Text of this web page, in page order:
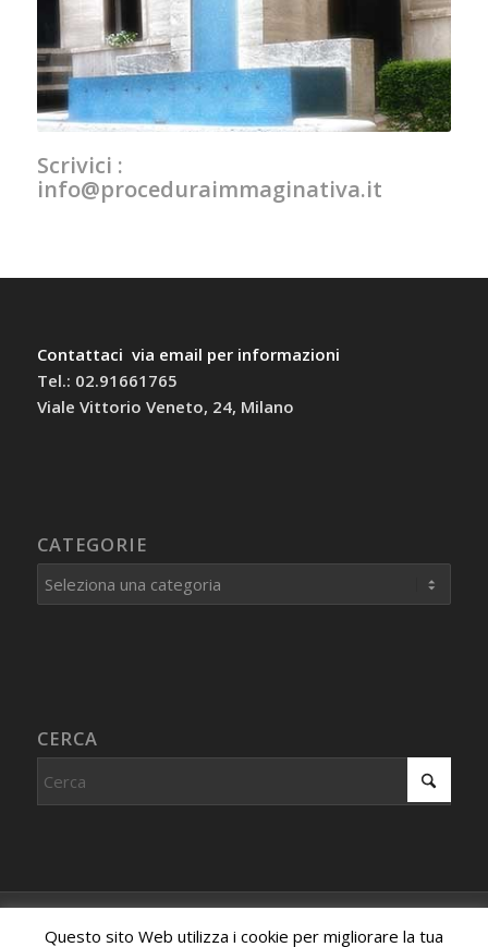
Scrivici :
info@proceduraimmaginativa.it
Contattaci via email per informazioni
Tel.: 02.91661765
Viale Vittorio Veneto, 24, Milano
CATEGORIE
Categorie
CERCA
Questo sito Web utilizza i cookie per migliorare la tua